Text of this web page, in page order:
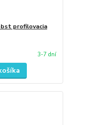
profilovacia
3-7 dní